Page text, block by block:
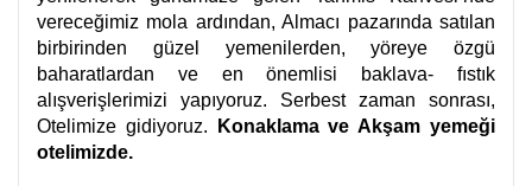
vereceğimiz mola ardından, Almacı pazarında satılan
birbirinden güzel yemenilerden, yöreye özgü
baharatlardan ve en önemlisi baklava- fıstık
alışverişlerimizi yapıyoruz. Serbest zaman sonrası,
Otelimize gidiyoruz.
Konaklama ve Akşam yemeği
otelimizde.